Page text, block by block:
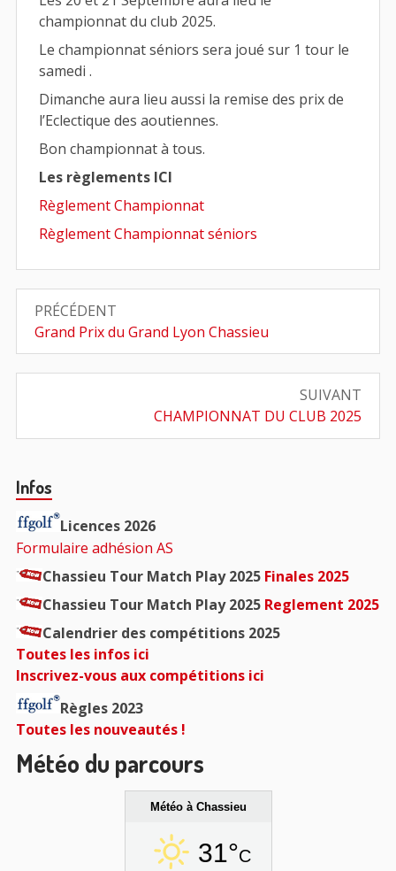
championnat du club 2025.
Le championnat séniors sera joué sur 1 tour le
samedi .
Dimanche aura lieu aussi la remise des prix de
l’Eclectique des aoutiennes.
Bon championnat à tous.
Les règlements ICI
Règlement Championnat
Règlement Championnat séniors
Navigation
de
l’article
PRÉCÉDENT
Article
précédent
:
Grand Prix du Grand Lyon Chassieu
SUIVANT
Article
suivant
CHAMPIONNAT DU CLUB 2025
Barre
principale
Infos
Licences 2026
Formulaire adhésion AS
Chassieu Tour Match Play 2025 Finales 2025
Chassieu Tour Match Play 2025 Reglement 2025
Calendrier des compétitions 2025
Toutes les infos ici
Inscrivez-vous aux compétitions ici
Règles 2023
Toutes les nouveautés !
Météo du parcours
Météo à Chassieu
31°C